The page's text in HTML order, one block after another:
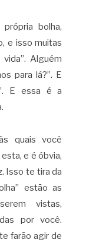
bolha,
e isso muitas
Alguém
para lá?”. E
E essa é a
quais você
e é óbvia,
Isso te tira da
estão as
vistas,
por você.
farão agir de